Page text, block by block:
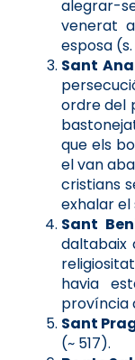
alegrar-
venerat
esposa (s.
Sant
ordre del
que els
el van
cristians
exhalar el
Sant
daltabaix
havia
província
Sant
(~ 517).